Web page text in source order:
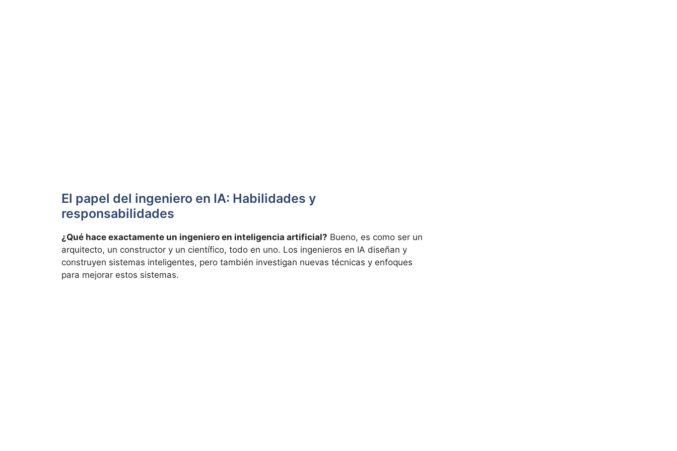
El papel del ingeniero en IA: Habilidades y
responsabilidades
¿Qué hace exactamente un ingeniero en inteligencia artificial? Bueno, es como ser un
arquitecto, un constructor y un científico, todo en uno. Los ingenieros en IA diseñan y
construyen sistemas inteligentes, pero también investigan nuevas técnicas y enfoques
para mejorar estos sistemas.